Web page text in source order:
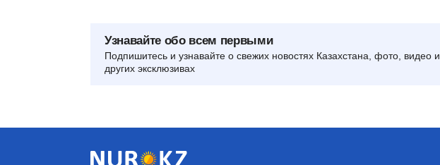
Узнавайте обо всем первыми
Подпишитесь и узнавайте о свежих новостях Казахстана, фото, видео и
других эксклюзивах